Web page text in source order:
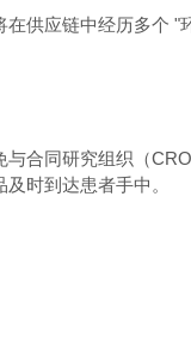
在供应链中经历多个 "
与合同研究组织（CRO
时到达患者手中。